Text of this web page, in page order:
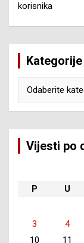
korisnika
Kategorije
Vijesti po
P
U
3
4
10
11